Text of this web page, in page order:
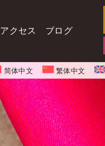
アクセス ブログ
简体中文 繁体中文